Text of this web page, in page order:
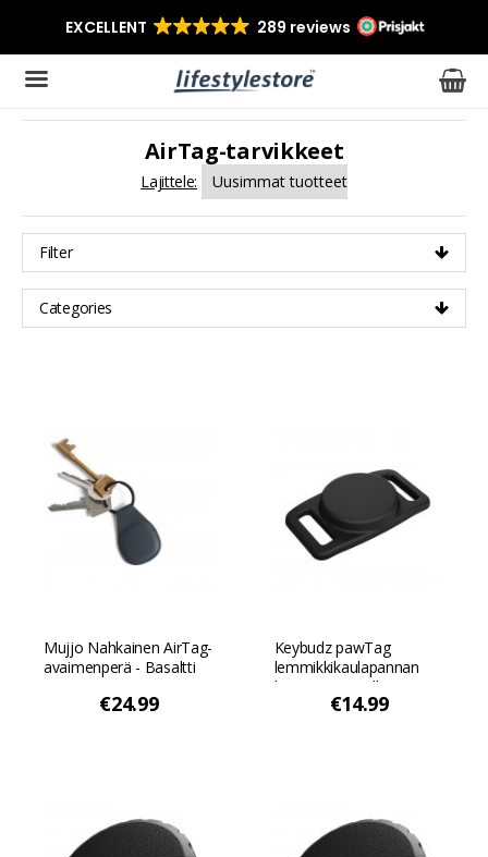
Tuote on lisätty ostoskoriin
AirTag-tarvikkeet
Lajittele:
Filter
Categories
Mujjo Nahkainen AirTag-
avaimenperä - Basaltti
€24.99
Keybudz pawTag
lemmikkikaulapannan
kiinnitys Airtagille - Musta
€14.99